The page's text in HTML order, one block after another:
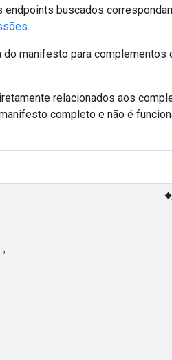
endpoints buscados
.
do manifesto para complementos
relacionados aos
completo e não é
,